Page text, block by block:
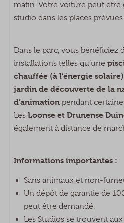
Laadpaal
matin. Votre voiture peut être
studio dans les places
Dans le parc, vous bénéficiez
installations telles qu’une
chauffée (à l’énergie solaire)
jardin de découverte de la
d’animation pendant
Les Loonse et Drunense
également à distance de
Informations importantes :
Sans animaux et non-
Un dépôt de garantie de
peut être demandé.
Les Studios se trouvent